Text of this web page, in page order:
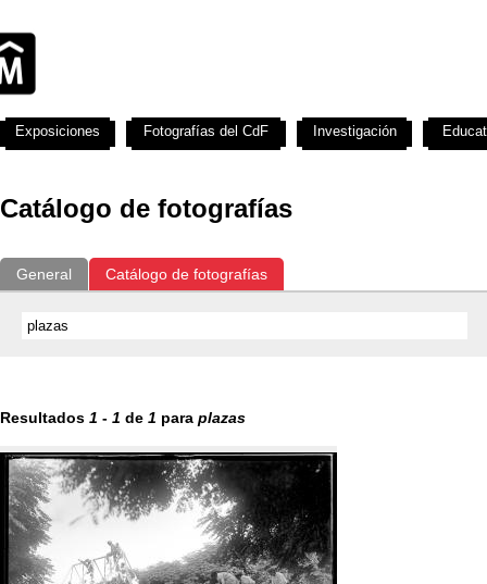
Catálogo de fotografías
General Catálogo de fotografías
Resultados 1 - 1 de 1 para plazas
Exposiciones Fotografías del CdF Investigación